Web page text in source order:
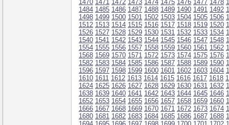
1470 1471 1472 1473 1474 1475 1476 1477 1478
1484 1485 1486 1487 1488 1489 1490 1491 1492
1498 1499 1500 1501 1502 1503 1504 1505 1506
1512 1513 1514 1515 1516 1517 1518 1519 1520
1526 1527 1528 1529 1530 1531 1532 1533 1534
1540 1541 1542 1543 1544 1545 1546 1547 1548
1554 1555 1556 1557 1558 1559 1560 1561 1562
1568 1569 1570 1571 1572 1573 1574 1575 1576
1582 1583 1584 1585 1586 1587 1588 1589 1590
1596 1597 1598 1599 1600 1601 1602 1603 1604
1610 1611 1612 1613 1614 1615 1616 1617 1618
1624 1625 1626 1627 1628 1629 1630 1631 1632
1638 1639 1640 1641 1642 1643 1644 1645 1646
1652 1653 1654 1655 1656 1657 1658 1659 1660
1666 1667 1668 1669 1670 1671 1672 1673 1674
1680 1681 1682 1683 1684 1685 1686 1687 1688